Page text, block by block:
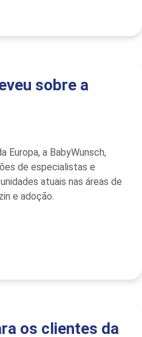
sobre a
Europa, a BabyWunsch,
de especialistas e
atuais nas áreas de
e adoção.
os clientes da